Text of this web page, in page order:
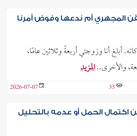
المجهري أم ندعها وفوض أمرنا
أبلغ أنا وزوجتي أربعةً وثلاثين عامًا،
والأخرى..المزيد
35
2026-07-07
اكتمال الحمل أو عدمه بالتحليل